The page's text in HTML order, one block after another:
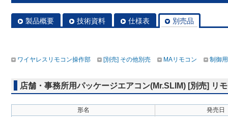
製品概要 技術資料 仕様表 別売品
ワイヤレスリモコン操作部 [別売] その他別売 MAリモコン 制御
店舗・事務所用パッケージエアコン(Mr.SLIM) [別売] リ
形名
発売日